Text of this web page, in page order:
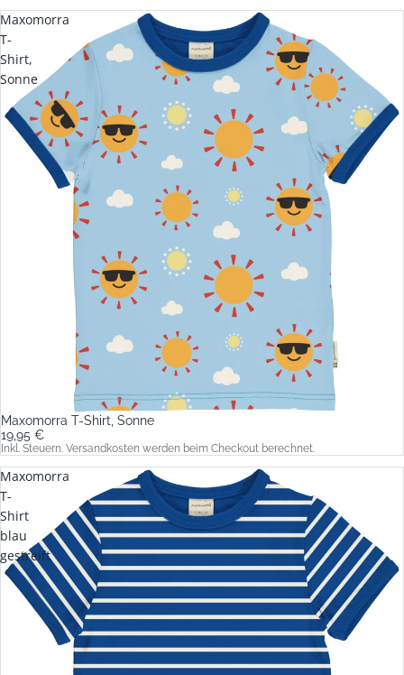
Maxomorra
T-
Shirt,
Sonne
Maxomorra T-Shirt, Sonne
19,95 €
Inkl. Steuern. Versandkosten werden beim Checkout berechnet.
Maxomorra
T-
Shirt
blau
gestreift